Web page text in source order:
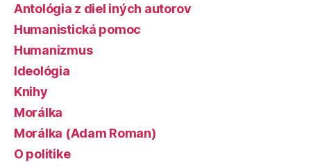
Antológia z diel iných autorov
Humanistická pomoc
Humanizmus
Ideológia
Knihy
Morálka
Morálka (Adam Roman)
O politike